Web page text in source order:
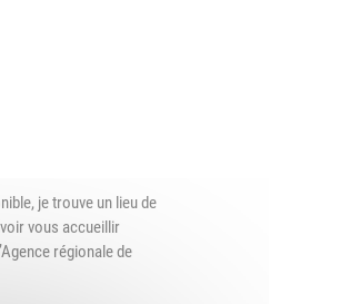
Majeurs
je trouve un lieu de
vous accueillir
régionale de